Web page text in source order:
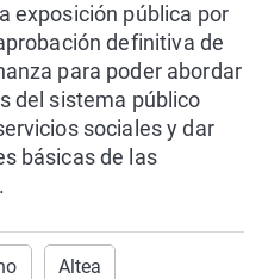
exposición pública por
definitiva de
para poder abordar
del sistema público
sociales y dar
básicas de las
Altea